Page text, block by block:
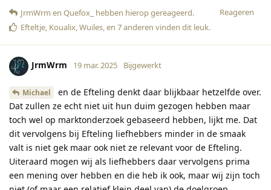
Reageren
JrmWrm en Quefox_ hebben hierop gereageerd.
Efteltje, Koualix,Wuiles, en 7anderen vinden dit leuk.
JrmWrm 19 mar. 2025 Bijgewerkt
Michael
en de Efteling denkt daar blijkbaar hetzelfde over.
Dat zullen ze echt niet uit hun duim gezogen hebben maar
toch wel op marktonderzoek gebaseerd hebben, lijkt me. Dat
dit vervolgens bij Efteling liefhebbers minder in de smaak
valt is niet gek maar ook niet ze relevant voor de Efteling.
Uiteraard mogen wij als liefhebbers daar vervolgens prima
een mening over hebben en die heb ik ook, maar wij zijn toch